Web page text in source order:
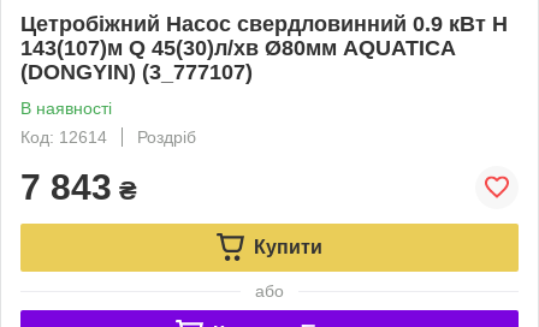
Цетробiжний Насос свердловинний 0.9 кВт H
143(107)м Q 45(30)л/хв Ø80мм AQUATICA
(DONGYIN) (3_777107)
В наявності
Код: 12614
Роздріб
7 843 ₴
Купити
або